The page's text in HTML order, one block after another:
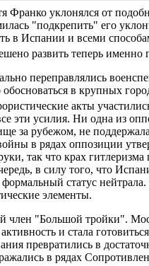
Франко уклонялся от
"подкрепить" его
в Испании и всеми
развить теперь именно
переправлялись
в крупных
акты
эти усилия. Ни одна из
за рубежом, не
в рядах оппозиции
так что крах
в силу того, что
формальный статус
элементы.
член "Большой тройки".
и стала
превратились в
в рядах